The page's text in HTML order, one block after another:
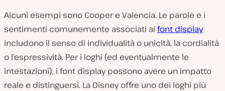
Alcuni esempi sono Cooper e Valencia. Le parole e i
sentimenti comunemente associati ai font display
includono il senso di individualità o unicità, la cordialità
o l’espressività. Per i loghi (ed eventualmente le
intestazioni), i font display possono avere un impatto
reale e distinguersi. La Disney offre uno dei loghi più